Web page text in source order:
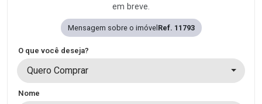
em breve.
Mensagem sobre o imóvel Ref. 11793
O que você deseja?
Quero Comprar
Nome